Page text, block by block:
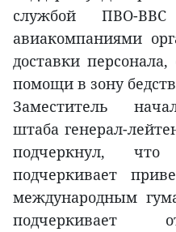
службой ПВО-
авиакомпаниями
доставки
помощи в зону
Заместитель
штаба генерал-
подчеркнул,
подчеркивает
международным
подчеркивает